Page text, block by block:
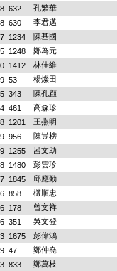
632
孔繁華
630
李君邁
1234
陳基國
1248
鄭為元
1412
林佳維
53
楊燦田
343
陳孔顧
461
高森珍
1201
王燕明
956
陳豈榜
1255
呂文助
1480
彭雲珍
1845
邱應勤
858
欉順忠
178
曾文祥
351
吳文登
1675
彭偉鴻
47
鄭仲堯
833
鄭萬枝